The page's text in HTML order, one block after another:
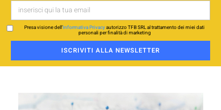
Presa visione dell’Informativa Privacyautorizzo TFB SRL al trattamento dei miei dati
personali per finalità di marketing
ISCRIVITI ALLA NEWSLETTER